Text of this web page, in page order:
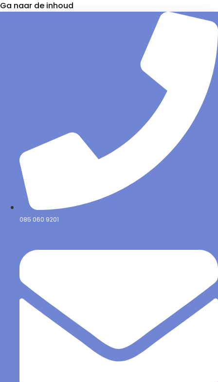
Ga naar de inhoud
085 060 9201